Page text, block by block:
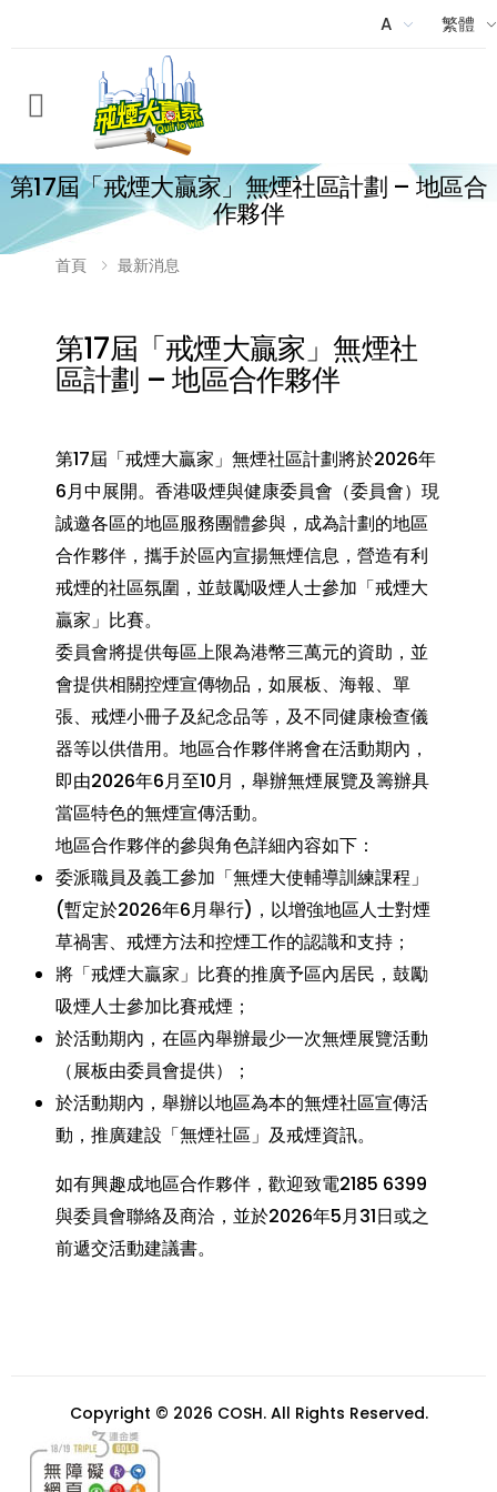
A 繁體
Menu
第17屆「戒煙大贏家」無煙社區計劃 – 地區合
作夥伴
首頁 最新消息
第17屆「戒煙大贏家」無煙社
區計劃 – 地區合作夥伴
第17屆「戒煙大贏家」無煙社區計劃將於2026年
6月中展開。香港吸煙與健康委員會（委員會）現
誠邀各區的地區服務團體參與，成為計劃的地區
合作夥伴，攜手於區內宣揚無煙信息，營造有利
戒煙的社區氛圍，並鼓勵吸煙人士參加「戒煙大
贏家」比賽。
委員會將提供每區上限為港幣三萬元的資助，並
會提供相關控煙宣傳物品，如展板、海報、單
張、戒煙小冊子及紀念品等，及不同健康檢查儀
器等以供借用。地區合作夥伴將會在活動期內，
即由2026年6月至10月，舉辦無煙展覽及籌辦具
當區特色的無煙宣傳活動。
地區合作夥伴的參與角色詳細內容如下：
委派職員及義工參加「無煙大使輔導訓練課程」
(暫定於2026年6月舉行)，以增強地區人士對煙
草禍害、戒煙方法和控煙工作的認識和支持；
將「戒煙大贏家」比賽的推廣予區內居民，鼓勵
吸煙人士參加比賽戒煙；
於活動期內，在區內舉辦最少一次無煙展覽活動
（展板由委員會提供）；
於活動期內，舉辦以地區為本的無煙社區宣傳活
動，推廣建設「無煙社區」及戒煙資訊。
如有興趣成地區合作夥伴，歡迎致電2185 6399
與委員會聯絡及商洽，並於2026年5月31日或之
前遞交活動建議書。
Copyright © 2026 COSH. All Rights Reserved.